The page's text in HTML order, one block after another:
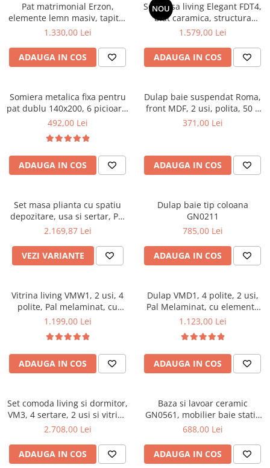
Mese gradinita
Scaune gradinita
Set mese si scaune gradinita
Mobilier copii
Scaune birou pentru copii
Saltele patuturi copii
Seturi comode living si dormitor
Pat matrimonial Erzon,
elemente lemn masiv, tapitat
cu stofa, cu somiera,140x200
1.330,00 Lei
ADAUGA IN COS
NOU
Set masa living Elegant FDT4,
blat caramica, structura
metalica, 140x80x75 cm,
FDC2, tapiterie catifea, 90 kg,
bej
1.579,00 Lei
ADAUGA IN COS
Somiera metalica fixa pentru
pat dublu 140x200, 6 picioare,
32 lamele lemn fag, benzi
negru
492,00 Lei
ADAUGA IN COS
Dulap baie suspendat Roma,
front MDF, 2 usi, polita, 50 x
68 cm, alb
371,00 Lei
ADAUGA IN COS
Set masa plianta cu spatiu
depozitare, usa si sertar, Pal
Melaminat, 160x96x80 cm si 6
cu piele ecologica, nuc
2.169,87 Lei
VEZI VARIANTE
Dulap baie tip coloana
GN0211
785,00 Lei
ADAUGA IN COS
Vitrina living VMW1, 2 usi, 4
polite, Pal melaminat, cu
insertii MDF, Nuc
1.199,00 Lei
ADAUGA IN COS
Dulap VMD1, 4 polite, 2 usi,
Pal Melaminat, cu elemente
din MDF, Nuc
1.123,00 Lei
ADAUGA IN COS
Set comoda living si dormitor,
VM3, 4 sertare, 2 usi si vitrina
suprapozabila VMN4, 2 usi, 2
insertii MDF, Nuc
2.708,00 Lei
ADAUGA IN COS
Baza si lavoar ceramic
GN0561, mobilier baie stativ
50 cm, front MDF, 2 usi, 2
reglabile, alb/antracit
688,00 Lei
ADAUGA IN COS